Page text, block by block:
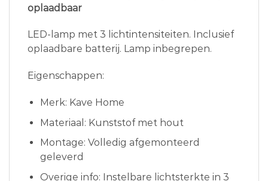
oplaadbaar
LED-lamp met 3 lichtintensiteiten. Inclusief
oplaadbare batterij. Lamp inbegrepen.
Eigenschappen:
Merk: Kave Home
Materiaal: Kunststof met hout
Montage: Volledig afgemonteerd
geleverd
Overige info: Instelbare lichtsterkte in 3